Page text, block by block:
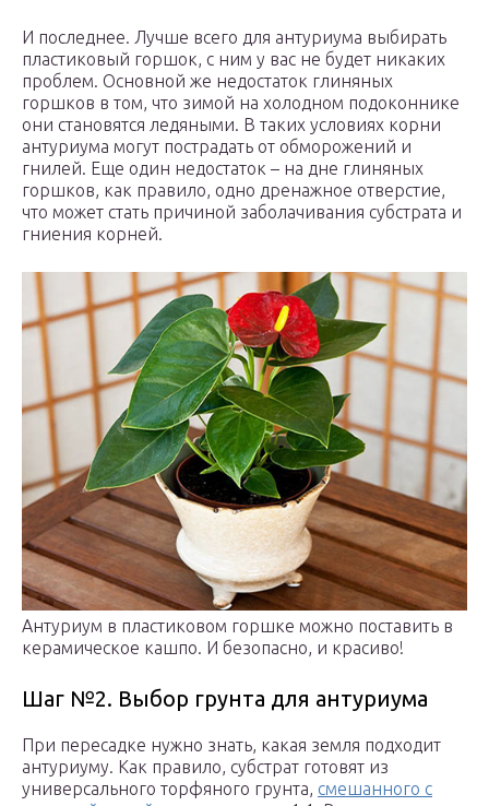
И последнее. Лучше всего для антуриума выбирать
пластиковый горшок, с ним у вас не будет никаких
проблем. Основной же недостаток глиняных
горшков в том, что зимой на холодном подоконнике
они становятся ледяными. В таких условиях корни
антуриума могут пострадать от обморожений и
гнилей. Еще один недостаток – на дне глиняных
горшков, как правило, одно дренажное отверстие,
что может стать причиной заболачивания субстрата и
гниения корней.
Антуриум в пластиковом горшке можно поставить в
керамическое кашпо. И безопасно, и красиво!
Шаг №2. Выбор грунта для антуриума
При пересадке нужно знать, какая земля подходит
антуриуму. Как правило, субстрат готовят из
универсального торфяного грунта, смешанного с